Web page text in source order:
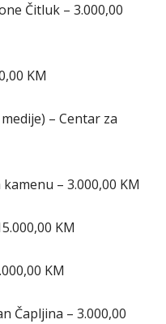
Čitluk – 3.000,00
KM
– Centar za
– 3.000,00 KM
KM
KM
Čapljina – 3.000,00